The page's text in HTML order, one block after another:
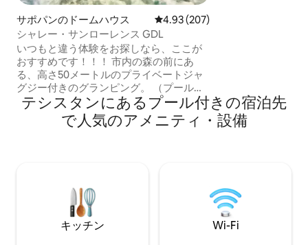
サポパンのドームハウス レビュー207件、5つ星中4.93つ
4.93 (207)
シャレー・サンローレンス GDL
いつもと違う体験をお探しなら、ここが
おすすめです！！！ 市内の森の前にあ
る、高さ50メートルのプライベートジャ
グジー付きのグランピング。 （プールと
共同バーベキューの利用が含まれていま
す）。 *2名様に推奨、最大3名様* チェッ
クイン 15:00 チェックアウトは翌日の午
Andares、Zapopan Centro、Akronスタ
ジアムまで10分。 🚫 子供、訪問者、ペッ
ト、装飾会社。
トライフに囲まれてい
ジャルタ、タパル
ニージョへの出発
テシスタンにあるプール付きの宿泊先
で人気のアメニティ・設備
キッチン Wi-Fi